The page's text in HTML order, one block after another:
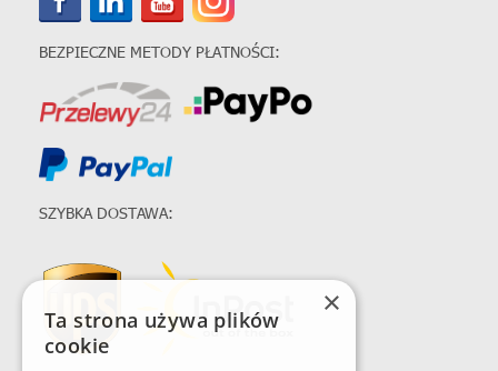
BEZPIECZNE METODY PŁATNOŚCI:
SZYBKA DOSTAWA:
×
Ta strona używa plików
cookie